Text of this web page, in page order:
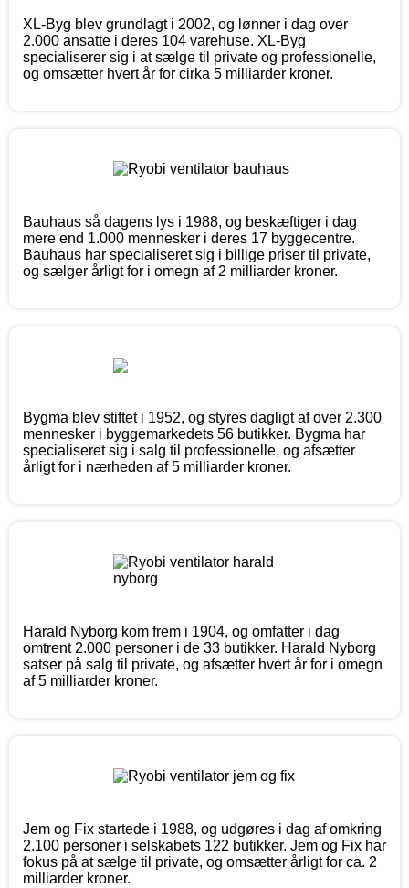
XL-Byg blev grundlagt i 2002, og lønner i dag over
2.000 ansatte i deres 104 varehuse. XL-Byg
specialiserer sig i at sælge til private og professionelle,
og omsætter hvert år for cirka 5 milliarder kroner.
Bauhaus så dagens lys i 1988, og beskæftiger i dag
mere end 1.000 mennesker i deres 17 byggecentre.
Bauhaus har specialiseret sig i billige priser til private,
og sælger årligt for i omegn af 2 milliarder kroner.
Bygma blev stiftet i 1952, og styres dagligt af over 2.300
mennesker i byggemarkedets 56 butikker. Bygma har
specialiseret sig i salg til professionelle, og afsætter
årligt for i nærheden af 5 milliarder kroner.
Harald Nyborg kom frem i 1904, og omfatter i dag
omtrent 2.000 personer i de 33 butikker. Harald Nyborg
satser på salg til private, og afsætter hvert år for i omegn
af 5 milliarder kroner.
Jem og Fix startede i 1988, og udgøres i dag af omkring
2.100 personer i selskabets 122 butikker. Jem og Fix har
fokus på at sælge til private, og omsætter årligt for ca. 2
milliarder kroner.